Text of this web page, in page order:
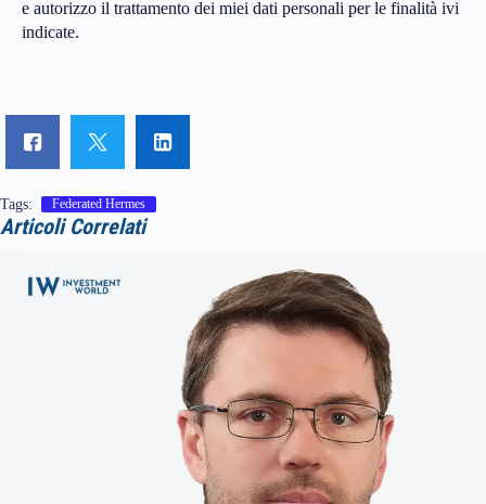
e autorizzo il trattamento dei miei dati personali per le finalità ivi
indicate.
Tags: Federated Hermes
Articoli Correlati